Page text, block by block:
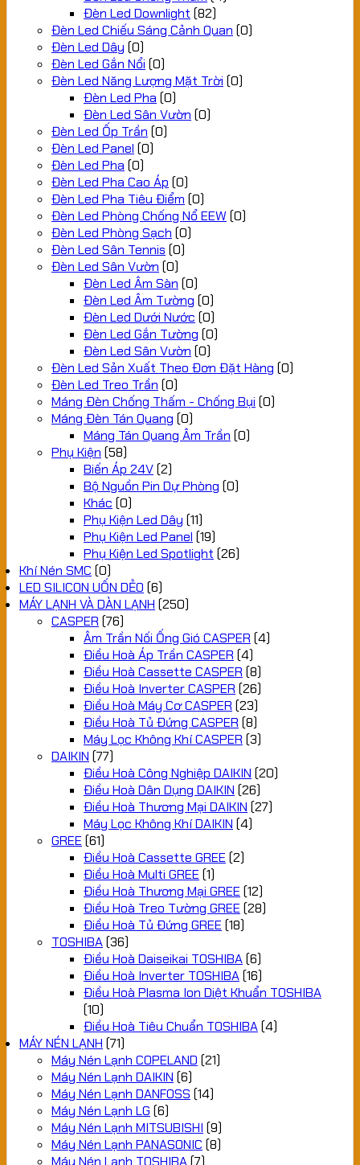
Đèn Led Downlight (82)
Đèn Led Chiếu Sáng Cảnh Quan (0)
Đèn Led Dây (0)
Đèn Led Gắn Nổi (0)
Đèn Led Năng Lượng Mặt Trời (0)
Đèn Led Pha (0)
Đèn Led Sân Vườn (0)
Đèn Led Ốp Trần (0)
Đèn Led Panel (0)
Đèn Led Pha (0)
Đèn Led Pha Cao Áp (0)
Đèn Led Pha Tiêu Điểm (0)
Đèn Led Phòng Chống Nổ EEW (0)
Đèn Led Phòng Sạch (0)
Đèn Led Sân Tennis (0)
Đèn Led Sân Vườn (0)
Đèn Led Âm Sàn (0)
Đèn Led Âm Tường (0)
Đèn Led Dưới Nước (0)
Đèn Led Gắn Tường (0)
Đèn Led Sân Vườn (0)
Đèn Led Sản Xuất Theo Đơn Đặt Hàng (0)
Đèn Led Treo Trần (0)
Máng Đèn Chống Thấm - Chống Bụi (0)
Máng Đèn Tán Quang (0)
Máng Tán Quang Âm Trần (0)
Phụ Kiện (58)
Biến Áp 24V(2)
Bộ Nguồn Pin Dự Phòng (0)
Khác (0)
Phụ Kiện Led Dây (11)
Phụ Kiện Led Panel (19)
Phụ Kiện Led Spotlight (26)
Khí Nén SMC (0)
LED SILICON UỐN DẺO (6)
MÁY LẠNH VÀ DÀN LẠNH (250)
CASPER (76)
Âm Trần Nối Ống Gió CASPER (4)
Điều Hoà Áp Trần CASPER (4)
Điều Hoà Cassette CASPER (8)
Điều Hoà Inverter CASPER (26)
Điều Hoà Máy Cơ CASPER (23)
Điều Hoà Tủ Đứng CASPER (8)
Máy Lọc Không Khí CASPER (3)
DAIKIN (77)
Điều Hoà Công Nghiệp DAIKIN (20)
Điều Hoà Dân Dụng DAIKIN (26)
Điều Hoà Thương Mại DAIKIN (27)
Máy Lọc Không Khí DAIKIN (4)
GREE (61)
Điều Hoà Cassette GREE (2)
Điều Hoà Multi GREE (1)
Điều Hoà Thương Mại GREE (12)
Điều Hoà Treo Tường GREE (28)
Điều Hoà Tủ Đứng GREE (18)
TOSHIBA(36)
Điều Hoà Daiseikai TOSHIBA(6)
Điều Hoà Inverter TOSHIBA(16)
Điều Hoà Plasma Ion Diệt Khuẩn TOSHIBA
(10)
Điều Hoà Tiêu Chuẩn TOSHIBA(4)
MÁY NÉN LẠNH (71)
Máy Nén Lạnh COPELAND (21)
Máy Nén Lạnh DAIKIN (6)
Máy Nén Lạnh DANFOSS (14)
Máy Nén Lạnh LG (6)
Máy Nén Lạnh MITSUBISHI (9)
Máy Nén Lạnh PANASONIC (8)
Máy Nén Lạnh TOSHIBA (7)